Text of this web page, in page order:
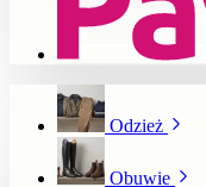
Odzież
Obuwie